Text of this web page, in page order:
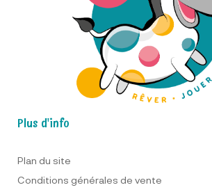
Plus d'info
Plan du site
Conditions générales de vente